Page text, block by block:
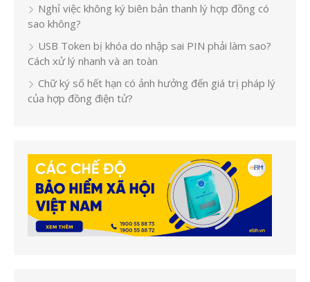
Nghỉ việc không ký biên bản thanh lý hợp đồng có
sao không?
USB Token bị khóa do nhập sai PIN phải làm sao?
Cách xử lý nhanh và an toàn
Chữ ký số hết hạn có ảnh hưởng đến giá trị pháp lý
của hợp đồng điện tử?